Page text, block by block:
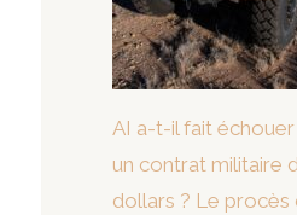
AI a-t-il fait
un contrat militaire
dollars ? Le procès